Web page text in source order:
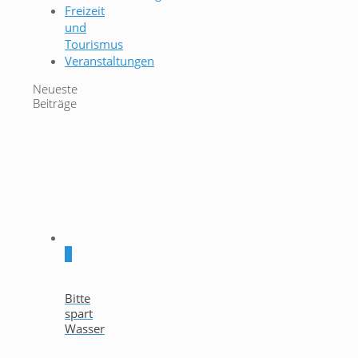
Freizeit
und
Tourismus
Veranstaltungen
Neueste
Beiträge
Bitte
spart
Wasser